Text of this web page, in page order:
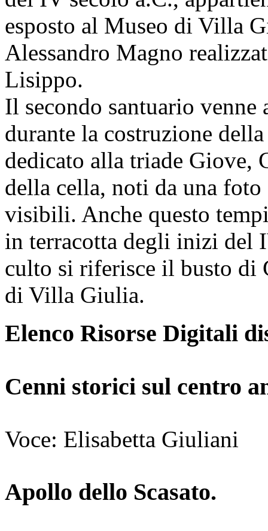
esposto al Museo di Villa
Alessandro Magno
Lisippo.
Il secondo santuario
durante la costruzione
dedicato alla triade Giove,
della cella, noti da una
visibili. Anche questo
in terracotta degli inizi del
culto si riferisce il busto di
di Villa Giulia.
Elenco Risorse Digitali
Cenni storici sul centro
Voce: Elisabetta Giuliani
Apollo dello Scasato.